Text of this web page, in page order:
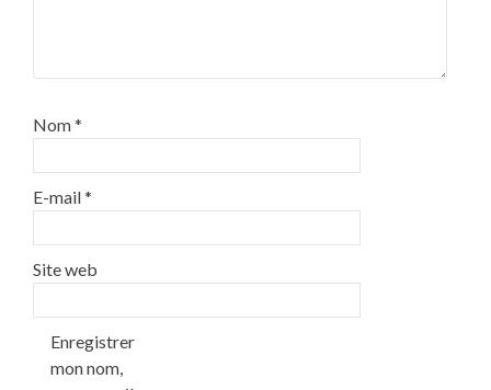
Nom*
E-mail*
Site web
Enregistrer
mon nom,